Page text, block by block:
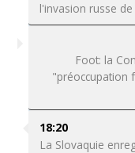
l'invasion russe
Foot: la
"préoccupation
18:20
La Slovaquie